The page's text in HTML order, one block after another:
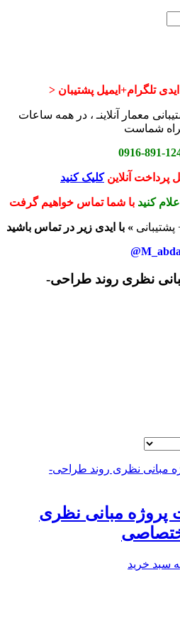
تلگرام+ایمیل پشتیبان <
معمار آنلاینـ ، در همه ساعات
شماست
آنلاینکلیک کنید
اعلام کنید با شما تماس خواهیم گرفت
» با ایدی زیر در تماس باشید
مبانی نظری روند طراحی-
پروژه مبانی نظری
سبد خرید